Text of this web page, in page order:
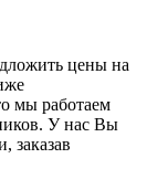
цены на
мы работаем
У нас Вы
заказав